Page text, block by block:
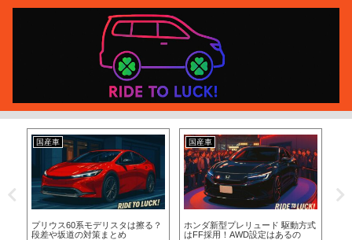
駆動方式
国産車
ホンダ 新型 プレリュード 燃費予
想と価格予想を徹底解説
国産車
プリウス10万キロ交換部品一覧と
費用相場｜後悔しない整備法